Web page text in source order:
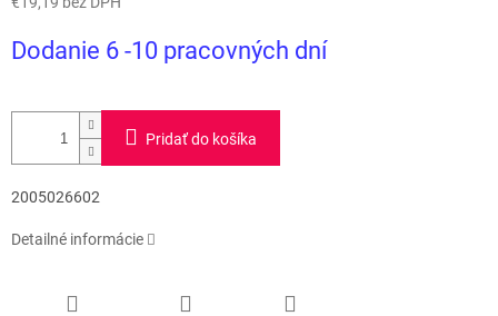
cena:
Dodanie 6 -10 pracovných dní
Pridať do košíka
2005026602
Detailné informácie